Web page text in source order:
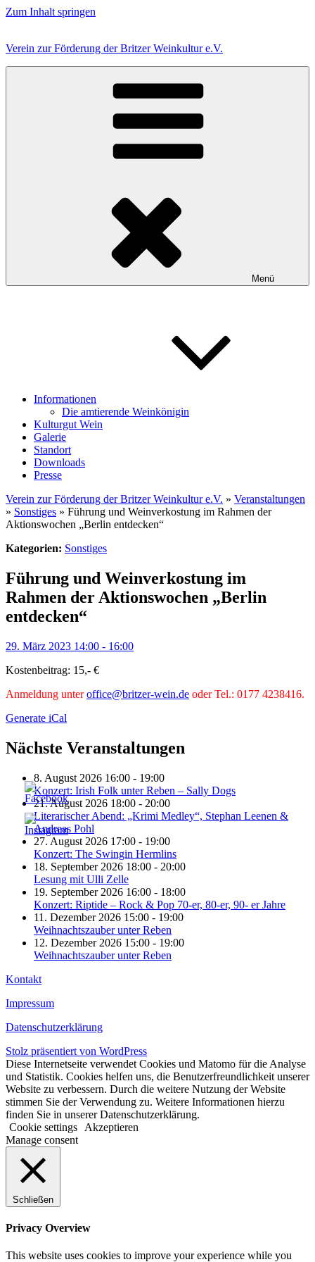
Zum Inhalt springen
Verein zur Förderung der Britzer Weinkultur e.V.
Menü
Informationen
Die amtierende Weinkönigin
Kulturgut Wein
Galerie
Standort
Downloads
Presse
Verein zur Förderung der Britzer Weinkultur e.V. » Veranstaltungen
» Sonstiges » Führung und Weinverkostung im Rahmen der
Aktionswochen „Berlin entdecken“
Kategorien: Sonstiges
Führung und Weinverkostung im
Rahmen der Aktionswochen „Berlin
entdecken“
29. März 2023 14:00 - 16:00
Kostenbeitrag: 15,- €
Anmeldung unteroffice@britzer-wein.de oder Tel.: 0177 4238416.
Generate iCal
Nächste Veranstaltungen
8. August 2026 16:00 - 19:00
Konzert: Irish Folk unter Reben – Sally Dogs
21. August 2026 18:00 - 20:00
Literarischer Abend: „Krimi Medley“, Stephan Leenen &
Andreas Pohl
27. August 2026 17:00 - 19:00
Konzert: The Swingin Hermlins
18. September 2026 18:00 - 20:00
Lesung mit Ulli Zelle
19. September 2026 16:00 - 18:00
Konzert: Riptide – Rock & Pop 70-er, 80-er, 90- er Jahre
11. Dezember 2026 15:00 - 19:00
Weihnachtszauber unter Reben
12. Dezember 2026 15:00 - 19:00
Weihnachtszauber unter Reben
Kontakt
Impressum
Datenschutzerklärung
Stolz präsentiert von WordPress
Diese Internetseite verwendet Cookies und Matomo für die Analyse
und Statistik. Cookies helfen uns, die Benutzerfreundlichkeit unserer
Website zu verbessern. Durch die weitere Nutzung der Website
stimmen Sie der Verwendung zu. Weitere Informationen hierzu
finden Sie in unserer Datenschutzerklärung.
Cookie settings
Akzeptieren
Manage consent
Schließen
Privacy Overview
This website uses cookies to improve your experience while you